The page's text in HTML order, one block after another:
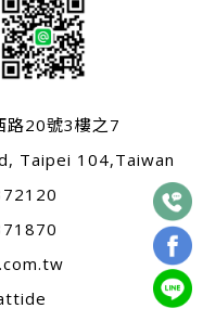
路20號3樓之7
Taipei 104,Taiwan